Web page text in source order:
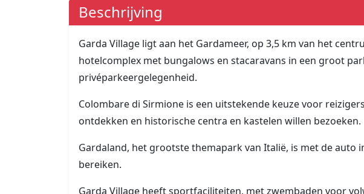
Beschrijving
Garda Village ligt aan het Gardameer, op 3,5 km van het
hotelcomplex met bungalows en stacaravans in een groot
privéparkeergelegenheid.
Colombare di Sirmione is een uitstekende keuze voor
ontdekken en historische centra en kastelen willen bezoeken.
Gardaland, het grootste themapark van Italië, is met de auto
bereiken.
Garda Village heeft sportfaciliteiten, met zwembaden voor